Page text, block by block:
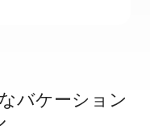
バケーション